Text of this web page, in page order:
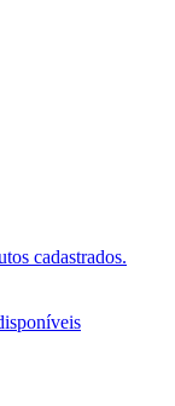
cadastrados.